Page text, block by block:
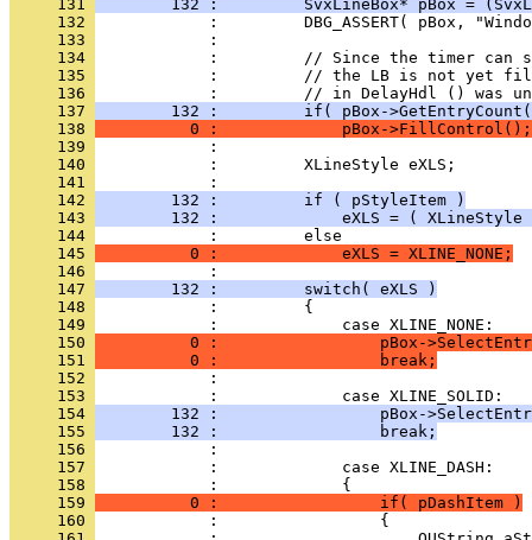
     131
132 :         SvxLineBox* pBox =
     132
     133
     134
     135
     136
     137
132 :         if( pBox-
     138
          0 :             pBox->FillControl();
     139
     140
     141
     142
        132 :         if ( pStyleItem )
     143
132 :             eXLS = ( XLineStyle
     144
     145
          0 :             eXLS = XLINE_NONE;
     146
     147
        132 :         switch( eXLS )
     148
     149
     150
0 :                 pBox-
     151
          0 :                 break;
     152
     153
     154
132 :                 pBox-
     155
        132 :                 break;
     156
     157
     158
     159
          0 :                 if( pDashItem )
     160